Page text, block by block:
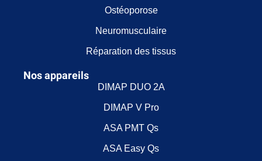
Ostéoporose
Neuromusculaire
Réparation des tissus
Nos appareils
DIMAP DUO 2A
DIMAP V Pro
ASA PMT Qs
ASA Easy Qs